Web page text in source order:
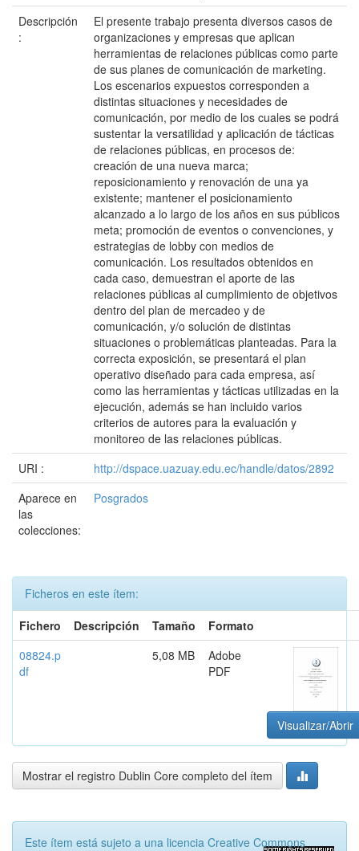
Descripción
:
El presente trabajo presenta diversos casos de
organizaciones y empresas que aplican
herramientas de relaciones públicas como parte
de sus planes de comunicación de marketing.
Los escenarios expuestos corresponden a
distintas situaciones y necesidades de
comunicación, por medio de los cuales se podrá
sustentar la versatilidad y aplicación de tácticas
de relaciones públicas, en procesos de:
creación de una nueva marca;
reposicionamiento y renovación de una ya
existente; mantener el posicionamiento
alcanzado a lo largo de los años en sus públicos
meta; promoción de eventos o convenciones, y
estrategias de lobby con medios de
comunicación. Los resultados obtenidos en
cada caso, demuestran el aporte de las
relaciones públicas al cumplimiento de objetivos
dentro del plan de mercadeo y de
comunicación, y/o solución de distintas
situaciones o problemáticas planteadas. Para la
correcta exposición, se presentará el plan
operativo diseñado para cada empresa, así
como las herramientas y tácticas utilizadas en la
ejecución, además se han incluido varios
criterios de autores para la evaluación y
monitoreo de las relaciones públicas.
URI :
http://dspace.uazuay.edu.ec/handle/datos/2892
Aparece en
las
colecciones:
Posgrados
Ficheros en este ítem:
Fichero
Descripción Tamaño
Formato
08824.p
df
5,08 MB
Adobe
PDF
Visualizar/Abrir
Mostrar el registro Dublin Core completo del ítem
Este ítem está sujeto a una licencia Creative Commons